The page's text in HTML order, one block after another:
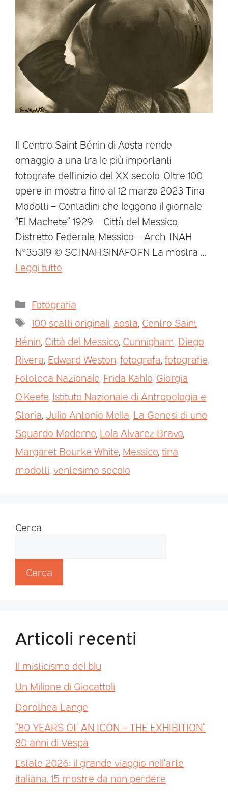
Il Centro Saint Bénin di Aosta rende
omaggio a una tra le più importanti
fotografe dell’inizio del XX secolo. Oltre 100
opere in mostra fino al 12 marzo 2023 Tina
Modotti – Contadini che leggono il giornale
“El Machete” 1929 – Città del Messico,
Distretto Federale, Messico – Arch. INAH
N°35319 © SC.INAH.SINAFO.FN La mostra …
Leggi tutto
Fotografia
100 scatti originali aosta Centro Saint
Bénin Città del Messico Cunnigham Diego
Rivera Edward Weston fotografa fotografie
Fototeca Nazionale Frida Kahlo Giorgia
O’Keefe Istituto Nazionale di Antropologia e
Storia Julio Antonio Mella La Genesi di uno
Sguardo Moderno Lola Alvarez Bravo
Margaret Bourke White Messico tina
modotti ventesimo secolo
Cerca
Cerca
Articoli recenti
Il misticismo del blu
Un Milione di Giocattoli
Dorothea Lange
“80 YEARS OF AN ICON – THE EXHIBITION”
80 anni di Vespa
Estate 2026: il grande viaggio nell’arte
italiana. 15 mostre da non perdere